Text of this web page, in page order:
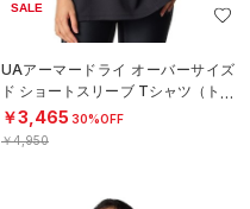
SALE
UAアーマードライ オーバーサイズ
ド ショートスリーブ Tシャツ（トレ
ーニング/WOMEN）
￥3,465 30%OFF
￥4,950